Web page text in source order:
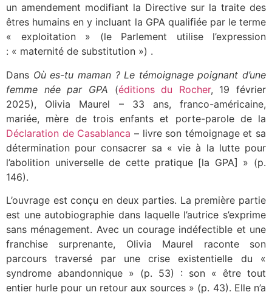
un amendement modifiant la Directive sur la traite des
êtres humains en y incluant la GPA qualifiée par le terme
« exploitation » (le Parlement utilise l’expression
: « maternité de substitution ») .
Dans Où es-tu maman ? Le témoignage poignant d’une
femme née par GPA (éditions du Rocher, 19 février
2025), Olivia Maurel – 33 ans, franco-américaine,
mariée, mère de trois enfants et porte-parole de la
Déclaration de Casablanca – livre son témoignage et sa
détermination pour consacrer sa « vie à la lutte pour
l’abolition universelle de cette pratique [la GPA] » (p.
146).
L’ouvrage est conçu en deux parties. La première partie
est une autobiographie dans laquelle l’autrice s’exprime
sans ménagement. Avec un courage indéfectible et une
franchise surprenante, Olivia Maurel raconte son
parcours traversé par une crise existentielle du «
syndrome abandonnique » (p. 53) : son « être tout
entier hurle pour un retour aux sources » (p. 43). Elle n’a